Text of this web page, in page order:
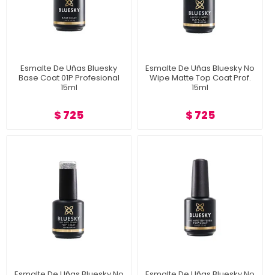
Esmalte De Uñas Bluesky
Base Coat 01P Profesional
15ml
$ 725
Esmalte De Uñas Bluesky No
Wipe Matte Top Coat Prof.
15ml
$ 725